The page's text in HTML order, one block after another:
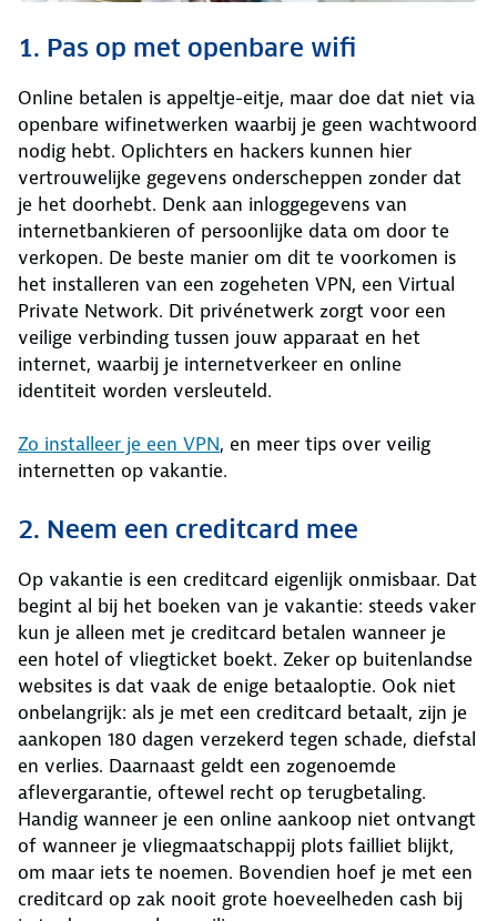
1. Pas op met openbare wifi
Online betalen is appeltje-eitje, maar doe dat niet via
openbare wifinetwerken waarbij je geen wachtwoord
nodig hebt. Oplichters en hackers kunnen hier
vertrouwelijke gegevens onderscheppen zonder dat
je het doorhebt. Denk aan inloggegevens van
internetbankieren of persoonlijke data om door te
verkopen. De beste manier om dit te voorkomen is
het installeren van een zogeheten VPN, een Virtual
Private Network. Dit privénetwerk zorgt voor een
veilige verbinding tussen jouw apparaat en het
internet, waarbij je internetverkeer en online
identiteit worden versleuteld.
Zo installeer je een VPN, en meer tips over veilig
internetten op vakantie.
2. Neem een creditcard mee
Op vakantie is een creditcard eigenlijk onmisbaar. Dat
begint al bij het boeken van je vakantie: steeds vaker
kun je alleen met je creditcard betalen wanneer je
een hotel of vliegticket boekt. Zeker op buitenlandse
websites is dat vaak de enige betaaloptie. Ook niet
onbelangrijk: als je met een creditcard betaalt, zijn je
aankopen 180 dagen verzekerd tegen schade, diefstal
en verlies. Daarnaast geldt een zogenoemde
aflevergarantie, oftewel recht op terugbetaling.
Handig wanneer je een online aankoop niet ontvangt
of wanneer je vliegmaatschappij plots failliet blijkt,
om maar iets te noemen. Bovendien hoef je met een
creditcard op zak nooit grote hoeveelheden cash bij